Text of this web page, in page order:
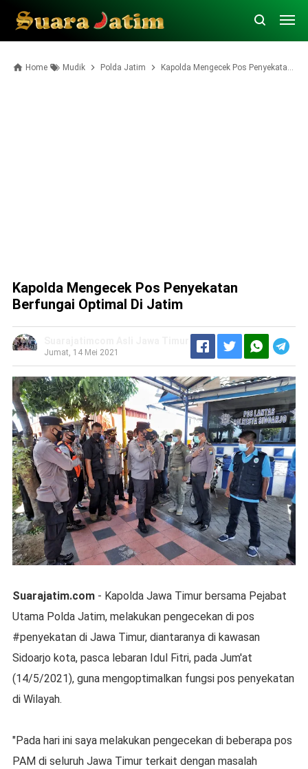
Home Mudik Polda Jatim Kapolda Mengecek Pos Penyekatan Berfungai Optimal di Jatim
Kapolda Mengecek Pos Penyekatan
Berfungai Optimal Di Jatim
Jumat, 14 Mei 2021
Suarajatim.com- Kapolda Jawa Timur bersama Pejabat
Utama Polda Jatim, melakukan pengecekan di pos
#penyekatan di Jawa Timur, diantaranya di kawasan
Sidoarjo kota, pasca lebaran Idul Fitri, pada Jum'at
(14/5/2021), guna mengoptimalkan fungsi pos penyekatan
di Wilayah.
"Pada hari ini saya melakukan pengecekan di beberapa pos
PAM di seluruh Jawa Timur terkait dengan masalah